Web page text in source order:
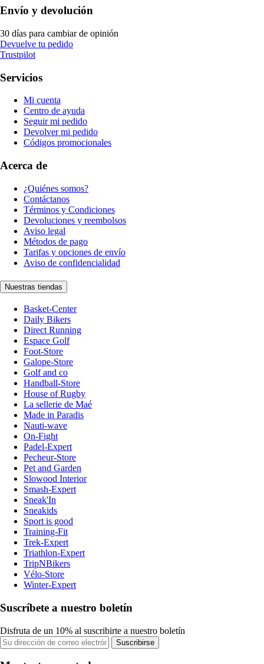
Envío y devolución
30 días para cambiar de opinión
Devuelve tu pedido
Trustpilot
Servicios
Mi cuenta
Centro de ayuda
Seguir mi pedido
Devolver mi pedido
Códigos promocionales
Acerca de
¿Quiénes somos?
Contáctanos
Términos y Condiciones
Devoluciones y reembolsos
Aviso legal
Métodos de pago
Tarifas y opciones de envío
Aviso de confidencialidad
Nuestras tiendas
Basket-Center
Daily Bikers
Direct Running
Espace Golf
Foot-Store
Galope-Store
Golf and co
Handball-Store
House of Rugby
La sellerie de Maé
Made in Paradis
Nauti-wave
On-Fight
Padel-Expert
Pecheur-Store
Pet and Garden
Slowood Interior
Smash-Expert
Sneak'In
Sneakids
Sport is good
Training-Fit
Trek-Expert
Triathlon-Expert
TripNBikers
Vélo-Store
Winter-Expert
Suscríbete a nuestro boletín
Disfruta de un 10% al suscribirte a nuestro boletín
Suscribirse